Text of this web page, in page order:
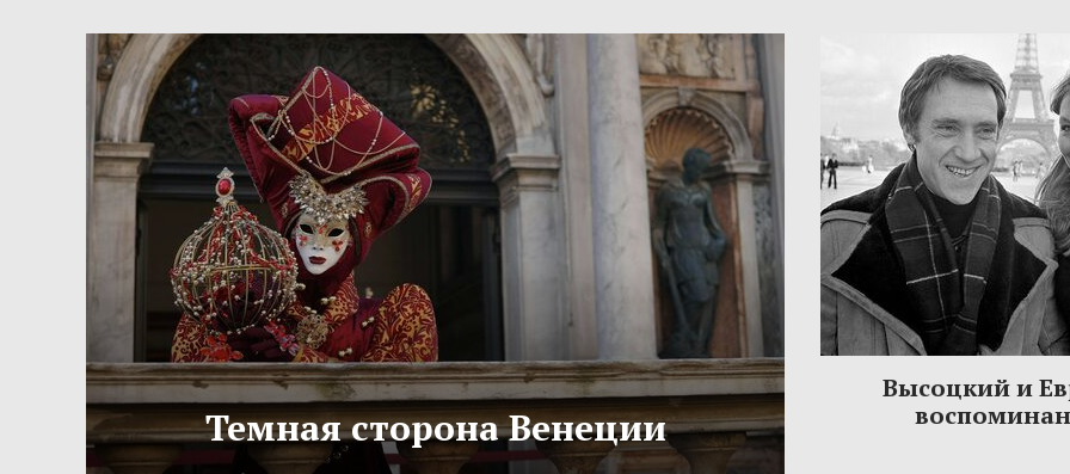
Темная сторона Венеции
Высоцкий и